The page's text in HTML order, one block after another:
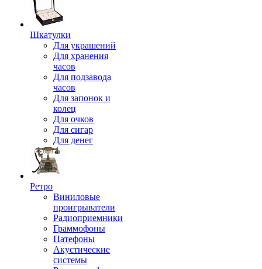
Шкатулки
Для украшений
Для хранения
часов
Для подзавода
часов
Для запонок и
колец
Для очков
Для сигар
Для денег
Ретро
Виниловые
проигрыватели
Радиоприемники
Граммофоны
Патефоны
Акустические
системы